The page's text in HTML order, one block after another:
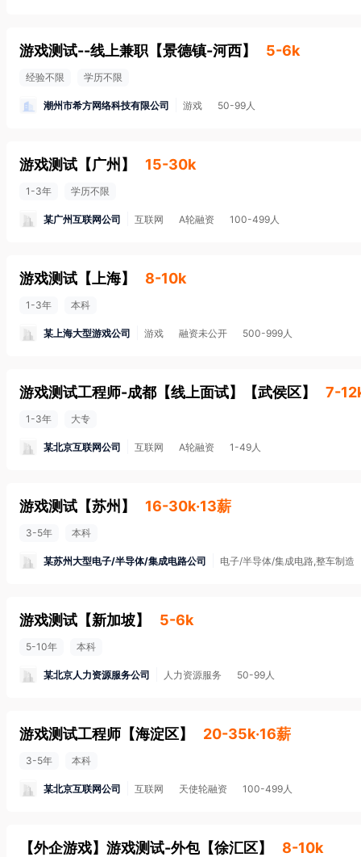
游戏测试--线上兼职 【景德镇-河西】 5-6k
经验不限 学历不限
潮州市希方网络科技有限公司 游戏 50-99人
游戏测试 【广州 】 15-30k
1-3年 学历不限
某广州互联网公司 互联网 A轮融资 100-499人
游戏测试 【 上海】 8-10k
1-3年 本科
某上海大型游戏公司 游戏 融资未公开 500-999人
游戏测试工程师-成都【线上面试】 【武侯区】 7-
1-3年 大专
某北京互联网公司 互联网 A轮融资 1-49人
游戏测试 【苏州 】 16-30k·13薪
3-5年 本科
某苏州大型电子/半导体/集成电路公司 电子/半导体/集成电路,整车制造
游戏测试 【新加坡】 5-6k
5-10年 本科
某北京人力资源服务公司 人力资源服务 50-99人
游戏测试工程师 【海淀区】 20-35k·16薪
3-5年 本科
某北京互联网公司 互联网 天使轮融资 100-499人
【外企游戏】游戏测试-外包 【徐汇区】 8-10k